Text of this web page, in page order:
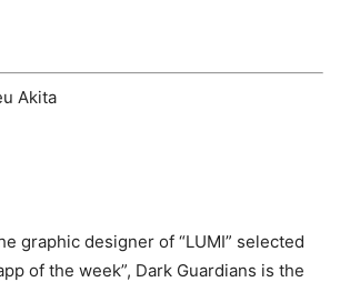
Akita
graphic designer of “LUMI” selected
of the week”, Dark Guardians is the